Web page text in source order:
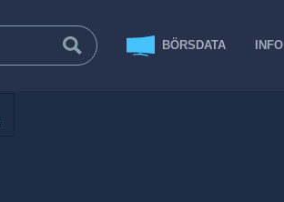
BÖRSDATA INFO